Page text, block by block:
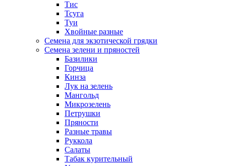
Тис
Тсуга
Туи
Хвойные разные
Семена для экзотической грядки
Семена зелени и пряностей
Базилики
Горчица
Кинза
Лук на зелень
Мангольд
Микрозелень
Петрушки
Пряности
Разные травы
Руккола
Салаты
Табак курительный